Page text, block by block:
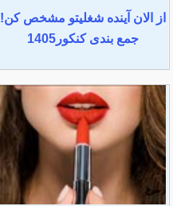
از الان آینده شغلیتو مشخص کن!
جمع بندی کنکور1405